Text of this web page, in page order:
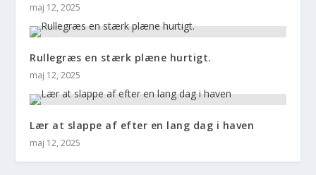
maj 12, 2025
Rullegræs en stærk plæne hurtigt.
maj 12, 2025
Lær at slappe af efter en lang dag i haven
maj 12, 2025